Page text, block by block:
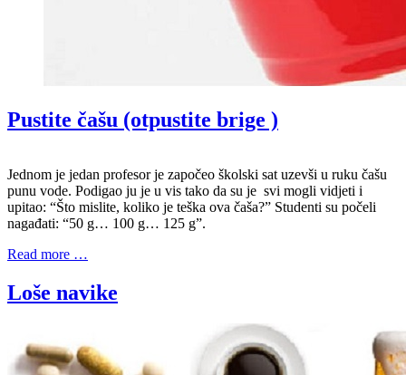
Pustite čašu (otpustite brige )
Jednom je jedan profesor je započeo školski sat uzevši u ruku čašu
punu vode. Podigao ju je u vis tako da su je svi mogli vidjeti i
upitao: “Što mislite, koliko je teška ova čaša?” Studenti su počeli
nagađati: “50 g… 100 g… 125 g”.
Read more …
Loše navike